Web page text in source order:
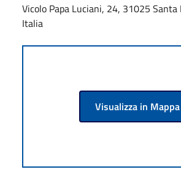
Vicolo Papa Luciani, 24, 31025 Santa
Italia
Visualizza in Mappa